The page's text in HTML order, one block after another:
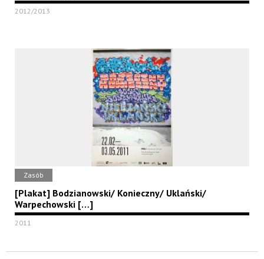
2012/2013
Zasób
[Plakat] Bodzianowski/ Konieczny/ Uklański/
Warpechowski […]
2011